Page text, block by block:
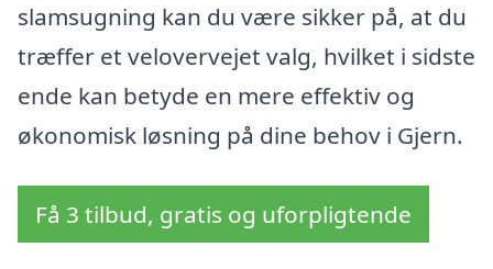
slamsugning kan du være sikker på, at du
træffer et velovervejet valg, hvilket i sidste
ende kan betyde en mere effektiv og
økonomisk løsning på dine behov i Gjern.
Få 3 tilbud, gratis og uforpligtende